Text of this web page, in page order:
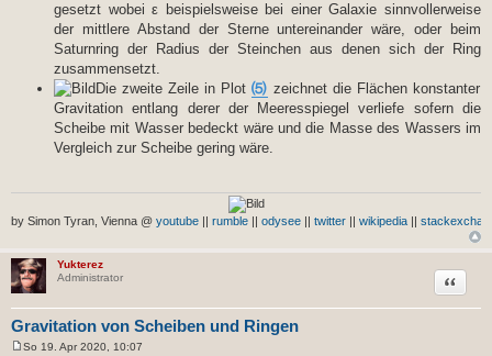
gesetzt wobei ε beispielsweise bei einer Galaxie sinnvollerweise
der mittlere Abstand der Sterne untereinander wäre, oder beim
Saturnring der Radius der Steinchen aus denen sich der Ring
zusammensetzt.
Die zweite Zeile in Plot⑸ zeichnet die Flächen konstanter
Gravitation entlang derer der Meeresspiegel verliefe sofern die
Scheibe mit Wasser bedeckt wäre und die Masse des Wassers im
Vergleich zur Scheibe gering wäre.
by Simon Tyran, Vienna @ youtube || rumble || odysee || twitter || wikipedia ||
Yukterez
Administrator
Gravitation von Scheiben und Ringen
Zitat
So 19. Apr 2020, 10:07